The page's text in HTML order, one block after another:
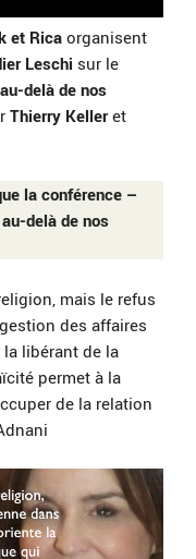
et Rica organisent
Leschi sur le
delà de nos
Thierry Kelleret
la conférence –
delà de nos
mais le refus
des affaires
libérant de la
permet à la
de la relation